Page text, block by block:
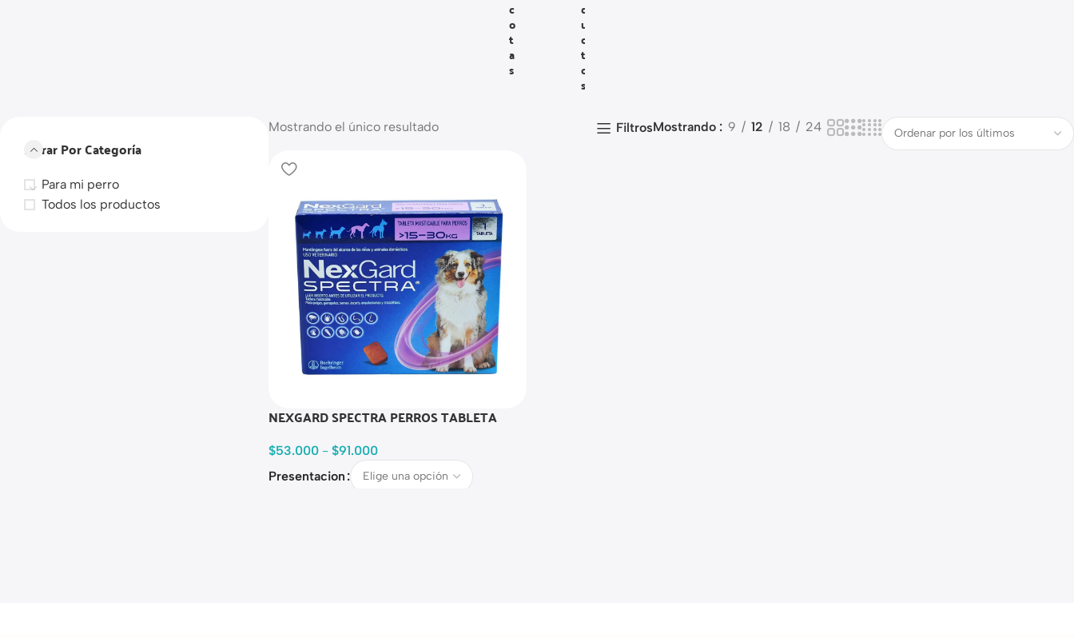
C
O
T
A
S
D
U
C
T
O
S
Filtrar Por Categoría
Para mi perro
Todos los productos
Mostrando el único resultado FiltrosMostrando 9 12 18 24
NEXGARD SPECTRA PERROS TABLETA
$53.000 - $91.000
Presentacion